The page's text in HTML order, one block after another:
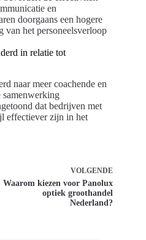
en
doorgaans een hogere
van het personeelsverloop
in relatie tot
naar meer coachende en
samenwerking
dat bedrijven met
effectiever zijn in het
VOLGENDE
Waarom kiezen voor Panolux
optiek groothandel
Nederland?